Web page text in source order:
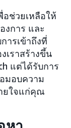
ช่วยเหลือให้
งการ และ
ารเข้าถึงที่
เราสร้างขึ้น
แต่ได้รับการ
มอบความ
ยใจแก่คุณ